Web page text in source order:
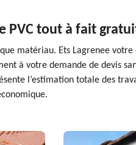
PVC tout à fait
matériau. Ets Lagrenee
à votre demande de devis
l’estimation totale des